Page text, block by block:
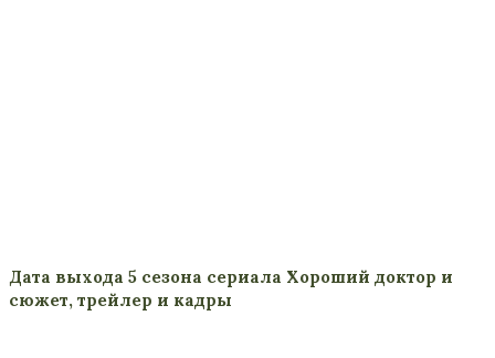
Дата выхода 5 сезона сериала Хороший доктор и
сюжет, трейлер и кадры